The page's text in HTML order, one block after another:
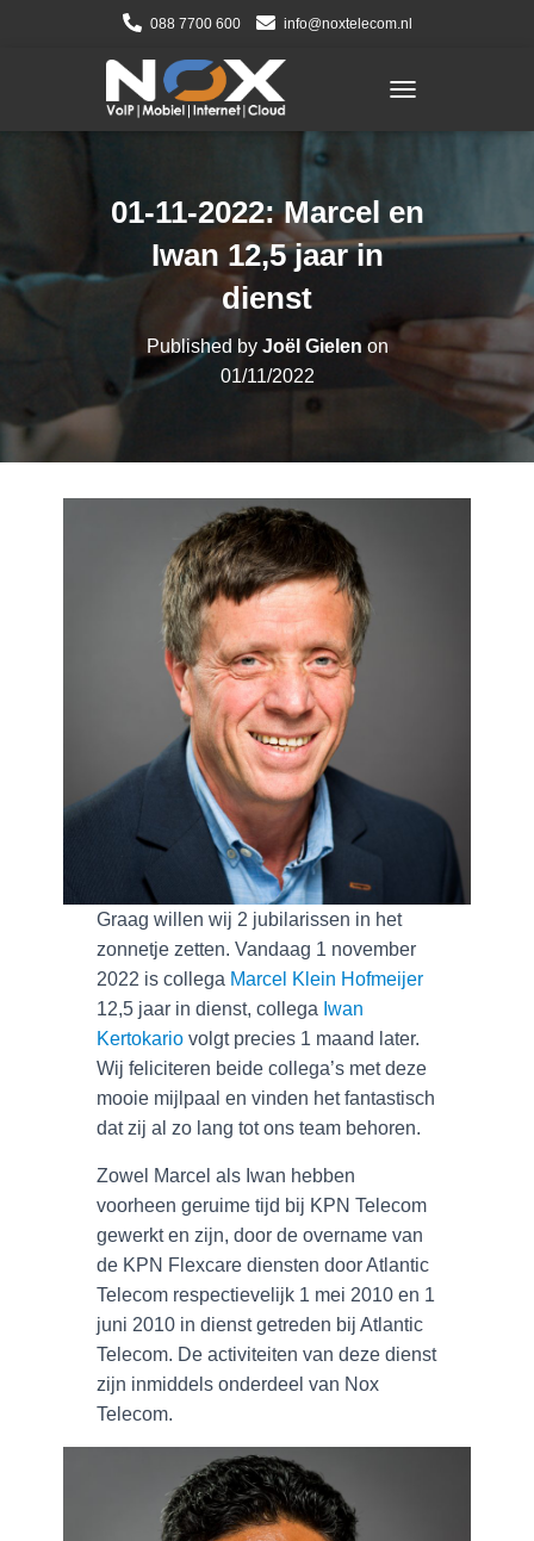
088 7700 600 info@noxtelecom.nl
01-11-2022: Marcel en
Iwan 12,5 jaar in
dienst
Published by Joël Gielen on
01/11/2022
Graag willen wij 2 jubilarissen in het
zonnetje zetten. Vandaag 1 november
2022 is collega Marcel Klein Hofmeijer
12,5 jaar in dienst, collega Iwan
Kertokariovolgt precies 1 maand later.
Wij feliciteren beide collega’s met deze
mooie mijlpaal en vinden het fantastisch
dat zij al zo lang tot ons team behoren.
Zowel Marcel als Iwan hebben
voorheen geruime tijd bij KPN Telecom
gewerkt en zijn, door de overname van
de KPN Flexcare diensten door Atlantic
Telecom respectievelijk 1 mei 2010 en 1
juni 2010 in dienst getreden bij Atlantic
Telecom. De activiteiten van deze dienst
zijn inmiddels onderdeel van Nox
Telecom.